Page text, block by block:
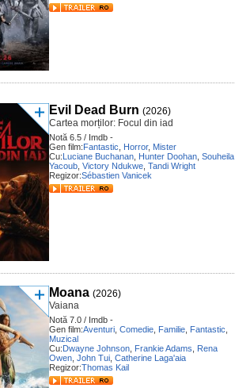
Evil Dead Burn (2026)
Cartea morților: Focul din iad
Notă 6.5 / Imdb -
Gen film:Fantastic Horror, Mister
Cu:Luciane Buchanan Hunter Doohan Souheila
Yacoub Victory Ndukwe Tandi Wright
Regizor:Sébastien Vanicek
Moana (2026)
Vaiana
Notă 7.0 / Imdb -
Gen film:Aventuri Comedie Familie Fantastic
Muzical
Cu:Dwayne Johnson Frankie Adams
Rena
Owen John Tui Catherine Laga'aia
Regizor:Thomas Kail